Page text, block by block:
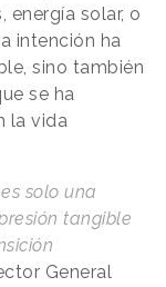
energía solar, o
intención ha
sino también
se ha
la vida
solo una
tangible
General